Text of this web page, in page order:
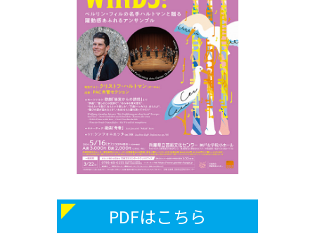
PDFはこちら